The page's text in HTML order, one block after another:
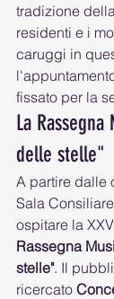
tradizione
residenti e i
caruggi in
fissato per la
La
delle stelle"
A partire dalle
Sala
ospitare la
Rassegna
stelle". Il
ricercato